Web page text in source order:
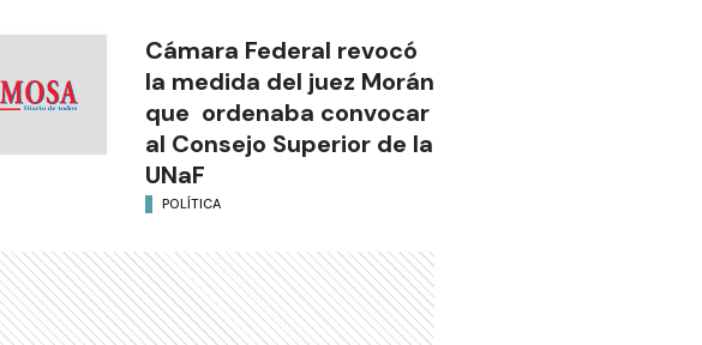
Cámara Federal revocó
la medida del juez Morán
que ordenaba convocar
al Consejo Superior de la
UNaF
POLÍTICA